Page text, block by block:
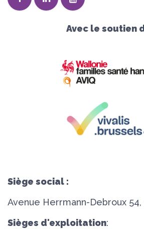
Avec le soutien
Siège social :
Avenue Herrmann-Debroux 54,
Sièges d'exploitation: